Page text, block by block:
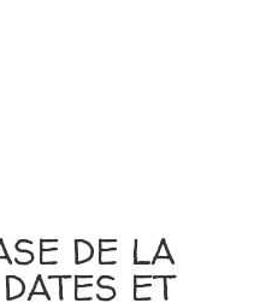
DE LA
ET